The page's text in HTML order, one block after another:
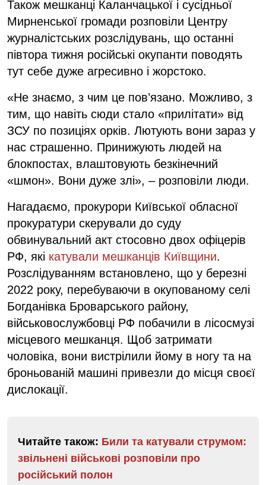
Також мешканці Каланчацької і сусідньої
Мирненської громади розповіли Центру
журналістських розслідувань, що останні
півтора тижня російські окупанти поводять
тут себе дуже агресивно і жорстоко.
«Не знаємо, з чим це пов’язано. Можливо, з
тим, що навіть сюди стало «прилітати» від
ЗСУ по позиціях орків. Лютують вони зараз у
нас страшенно. Принижують людей на
блокпостах, влаштовують безкінечний
«шмон». Вони дуже злі», – розповіли люди.
Нагадаємо, прокурори Київської обласної
прокуратури скерували до суду
обвинувальний акт стосовно двох офіцерів
РФ, які катували мешканців Київщини.
Розслідуванням встановлено, що у березні
2022 року, перебуваючи в окупованому селі
Богданівка Броварського району,
військовослужбовці РФ побачили в лісосмузі
місцевого мешканця. Щоб затримати
чоловіка, вони вистрілили йому в ногу та на
броньованій машині привезли до місця своєї
дислокації.
Читайте також: Били та катували струмом:
звільнені військові розповіли про
російський полон